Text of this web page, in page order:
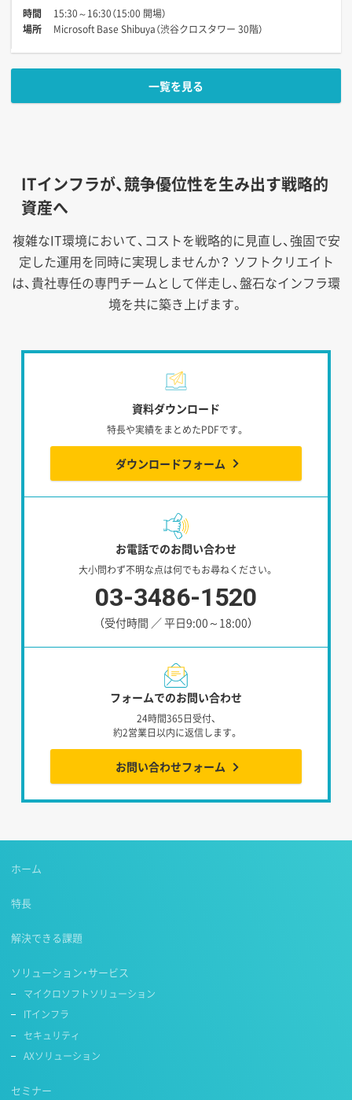
時間
15:30～16:30（15:00 開場）
場所
Microsoft Base Shibuya（渋谷クロスタワー 30階）
一覧を見る
ITインフラが、競争優位性を生み出す戦略的
資産へ
複雑なIT環境において、コストを戦略的に見直し、強固で安
定した運用を同時に実現しませんか？ ソフトクリエイト
は、貴社専任の専門チームとして伴走し、盤石なインフラ環
境を共に築き上げます。
資料ダウンロード
特長や実績をまとめたPDFです。
ダウンロードフォーム
お電話でのお問い合わせ
大小問わず不明な点は何でもお尋ねください。
03-3486-1520
（受付時間 ／ 平日9:00～18:00）
フォームでのお問い合わせ
24時間365日受付、
約2営業日以内に返信します。
お問い合わせフォーム
ホーム
特長
解決できる課題
ソリューション・サービス
マイクロソフトソリューション
ITインフラ
セキュリティ
AXソリューション
セミナー